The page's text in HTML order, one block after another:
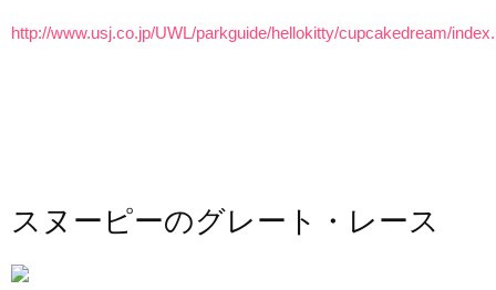
http://www.usj.co.jp/UWL/parkguide/hellokitty/cupcakedream/
スヌーピーのグレート・レース